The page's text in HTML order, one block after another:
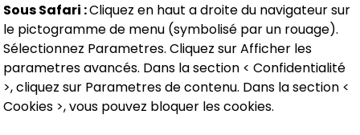
Sous Safari :Cliquez en haut a droite du navigateur sur
le pictogramme de menu (symbolisé par un rouage).
Sélectionnez Parametres. Cliquez sur Afficher les
parametres avancés. Dans la section < Confidentialité
>, cliquez sur Parametres de contenu. Dans la section <
Cookies >, vous pouvez bloquer les cookies.